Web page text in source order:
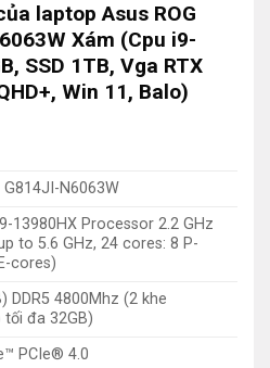
laptop Asus ROG
Xám (Cpu i9-
SSD 1TB, Vga RTX
Win 11, Balo)
G814JI-N6063W
13980HX Processor 2.2 GHz
to 5.6 GHz, 24 cores: 8 P-
cores)
DDR5 4800Mhz (2 khe
đa 32GB)
PCIe® 4.0